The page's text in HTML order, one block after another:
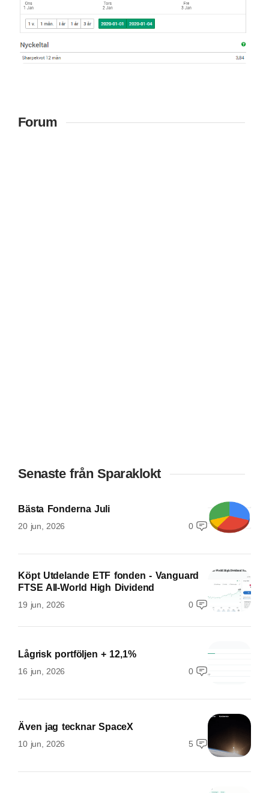
Forum
Senaste från Sparaklokt
Bästa Fonderna Juli
20 jun, 2026 0
Köpt Utdelande ETF fonden - Vanguard
FTSE All-World High Dividend
19 jun, 2026 0
Lågrisk portföljen + 12,1%
16 jun, 2026 0
Även jag tecknar SpaceX
10 jun, 2026 5